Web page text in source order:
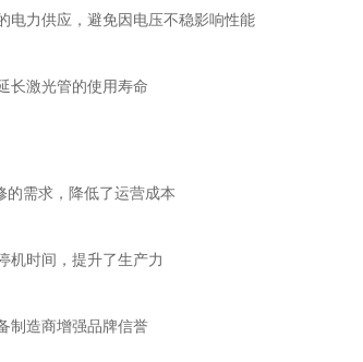
电力供应，避免因电压不稳影响性能
长激光管的使用寿命
的需求，降低了运营成本
机时间，提升了生产力
制造商增强品牌信誉